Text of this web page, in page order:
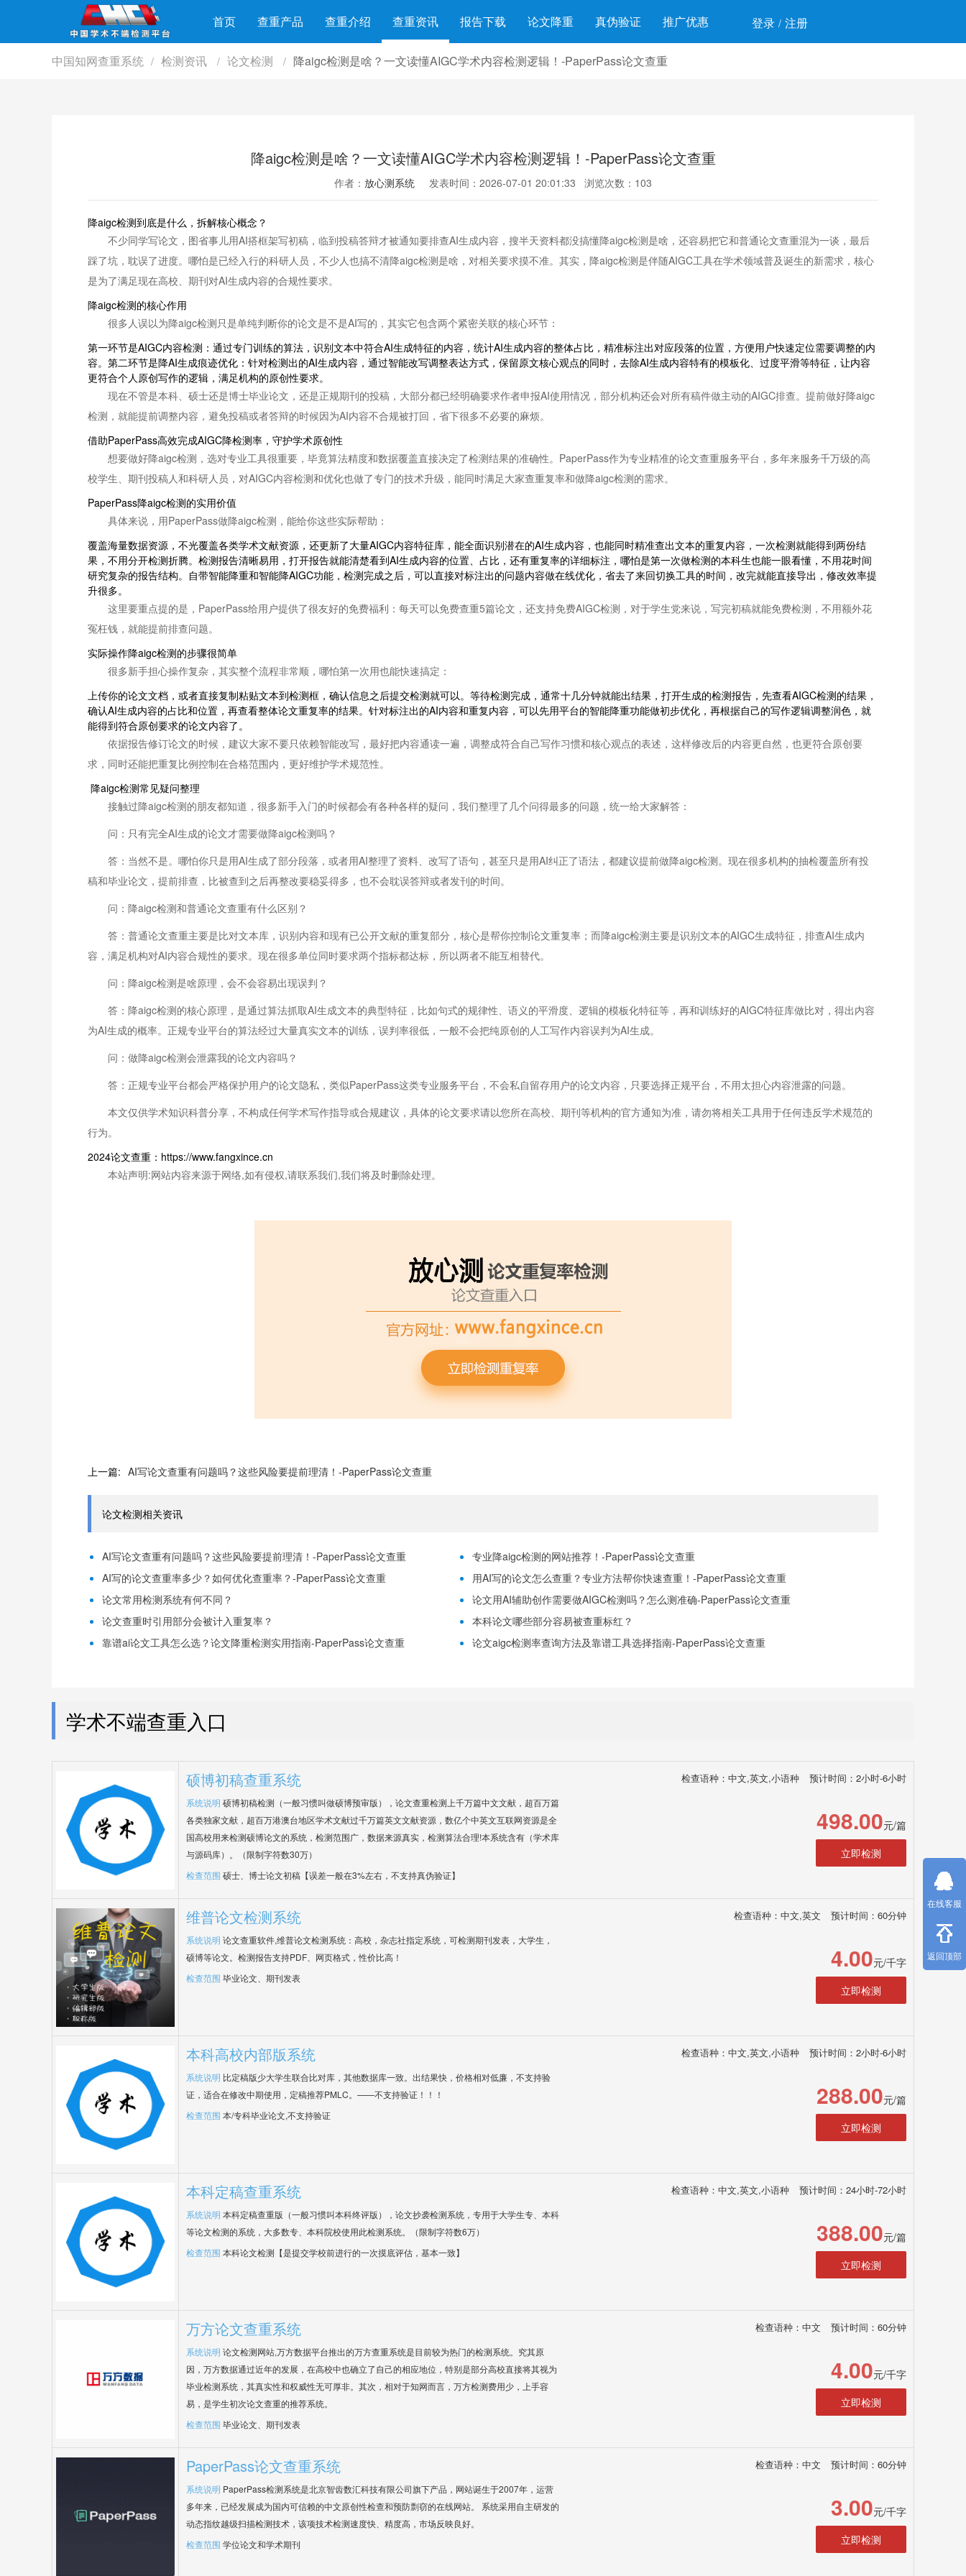
首页 查重产品 查重介绍 查重资讯 报告下载 论文降重 真伪验证 推广优惠 登录 / 注册
中国知网查重系统 / 检测资讯 / 论文检测 / 降aigc检测是啥？一文读懂AIGC学术内容检测逻辑！-PaperPass论文查重
降aigc检测是啥？一文读懂AIGC学术内容检测逻辑！-PaperPass论文查重
作者： 放心测系统 发表时间：2026-07-01 20:01:33 浏览次数：103
降aigc检测到底是什么，拆解核心概念？
不少同学写论文，图省事儿用AI搭框架写初稿，临到投稿答辩才被通知要排查AI生成内容，搜半天资料都没搞懂降aigc检测是啥，还容易把它和普通论文查重混为一谈，最后
踩了坑，耽误了进度。哪怕是已经入行的科研人员，不少人也搞不清降aigc检测是啥，对相关要求摸不准。其实，降aigc检测是伴随AIGC工具在学术领域普及诞生的新需求，核心
是为了满足现在高校、期刊对AI生成内容的合规性要求。
降aigc检测的核心作用
很多人误以为降aigc检测只是单纯判断你的论文是不是AI写的，其实它包含两个紧密关联的核心环节：
第一环节是AIGC内容检测：通过专门训练的算法，识别文本中符合AI生成特征的内容，统计AI生成内容的整体占比，精准标注出对应段落的位置，方便用户快速定位需要调整的内
容。第二环节是降AI生成痕迹优化：针对检测出的AI生成内容，通过智能改写调整表达方式，保留原文核心观点的同时，去除AI生成内容特有的模板化、过度平滑等特征，让内容
更符合个人原创写作的逻辑，满足机构的原创性要求。
现在不管是本科、硕士还是博士毕业论文，还是正规期刊的投稿，大部分都已经明确要求作者申报AI使用情况，部分机构还会对所有稿件做主动的AIGC排查。提前做好降aigc
检测，就能提前调整内容，避免投稿或者答辩的时候因为AI内容不合规被打回，省下很多不必要的麻烦。
借助PaperPass高效完成AIGC降检测率，守护学术原创性
想要做好降aigc检测，选对专业工具很重要，毕竟算法精度和数据覆盖直接决定了检测结果的准确性。PaperPass作为专业精准的论文查重服务平台，多年来服务千万级的高
校学生、期刊投稿人和科研人员，对AIGC内容检测和优化也做了专门的技术升级，能同时满足大家查重复率和做降aigc检测的需求。
PaperPass降aigc检测的实用价值
具体来说，用PaperPass做降aigc检测，能给你这些实际帮助：
覆盖海量数据资源，不光覆盖各类学术文献资源，还更新了大量AIGC内容特征库，能全面识别潜在的AI生成内容，也能同时精准查出文本的重复内容，一次检测就能得到两份结
果，不用分开检测折腾。检测报告清晰易用，打开报告就能清楚看到AI生成内容的位置、占比，还有重复率的详细标注，哪怕是第一次做检测的本科生也能一眼看懂，不用花时间
研究复杂的报告结构。自带智能降重和智能降AIGC功能，检测完成之后，可以直接对标注出的问题内容做在线优化，省去了来回切换工具的时间，改完就能直接导出，修改效率提
升很多。
这里要重点提的是，PaperPass给用户提供了很友好的免费福利：每天可以免费查重5篇论文，还支持免费AIGC检测，对于学生党来说，写完初稿就能免费检测，不用额外花
冤枉钱，就能提前排查问题。
实际操作降aigc检测的步骤很简单
很多新手担心操作复杂，其实整个流程非常顺，哪怕第一次用也能快速搞定：
上传你的论文文档，或者直接复制粘贴文本到检测框，确认信息之后提交检测就可以。等待检测完成，通常十几分钟就能出结果，打开生成的检测报告，先查看AIGC检测的结果，
确认AI生成内容的占比和位置，再查看整体论文重复率的结果。针对标注出的AI内容和重复内容，可以先用平台的智能降重功能做初步优化，再根据自己的写作逻辑调整润色，就
能得到符合原创要求的论文内容了。
依据报告修订论文的时候，建议大家不要只依赖智能改写，最好把内容通读一遍，调整成符合自己写作习惯和核心观点的表述，这样修改后的内容更自然，也更符合原创要
求，同时还能把重复比例控制在合格范围内，更好维护学术规范性。
降aigc检测常见疑问整理
接触过降aigc检测的朋友都知道，很多新手入门的时候都会有各种各样的疑问，我们整理了几个问得最多的问题，统一给大家解答：
问：只有完全AI生成的论文才需要做降aigc检测吗？
答：当然不是。哪怕你只是用AI生成了部分段落，或者用AI整理了资料、改写了语句，甚至只是用AI纠正了语法，都建议提前做降aigc检测。现在很多机构的抽检覆盖所有投
稿和毕业论文，提前排查，比被查到之后再整改要稳妥得多，也不会耽误答辩或者发刊的时间。
问：降aigc检测和普通论文查重有什么区别？
答：普通论文查重主要是比对文本库，识别内容和现有已公开文献的重复部分，核心是帮你控制论文重复率；而降aigc检测主要是识别文本的AIGC生成特征，排查AI生成内
容，满足机构对AI内容合规性的要求。现在很多单位同时要求两个指标都达标，所以两者不能互相替代。
问：降aigc检测是啥原理，会不会容易出现误判？
答：降aigc检测的核心原理，是通过算法抓取AI生成文本的典型特征，比如句式的规律性、语义的平滑度、逻辑的模板化特征等，再和训练好的AIGC特征库做比对，得出内容
为AI生成的概率。正规专业平台的算法经过大量真实文本的训练，误判率很低，一般不会把纯原创的人工写作内容误判为AI生成。
问：做降aigc检测会泄露我的论文内容吗？
答：正规专业平台都会严格保护用户的论文隐私，类似PaperPass这类专业服务平台，不会私自留存用户的论文内容，只要选择正规平台，不用太担心内容泄露的问题。
本文仅供学术知识科普分享，不构成任何学术写作指导或合规建议，具体的论文要求请以您所在高校、期刊等机构的官方通知为准，请勿将相关工具用于任何违反学术规范的
行为。
2024论文查重：https://www.fangxince.cn
本站声明:网站内容来源于网络,如有侵权,请联系我们,我们将及时删除处理。
上一篇: AI写论文查重有问题吗？这些风险要提前理清！-PaperPass论文查重
论文检测相关资讯
AI写论文查重有问题吗？这些风险要提前理清！-PaperPass论文查重
专业降aigc检测的网站推荐！-PaperPass论文查重
AI写的论文查重率多少？如何优化查重率？-PaperPass论文查重
用AI写的论文怎么查重？专业方法帮你快速查重！-PaperPass论文查重
论文常用检测系统有何不同？
论文用AI辅助创作需要做AIGC检测吗？怎么测准确-PaperPass论文查重
论文查重时引用部分会被计入重复率？
本科论文哪些部分容易被查重标红？
靠谱ai论文工具怎么选？论文降重检测实用指南-PaperPass论文查重
论文aigc检测率查询方法及靠谱工具选择指南-PaperPass论文查重
学术不端查重入口
硕博初稿查重系统 检查语种：中文,英文,小语种 预计时间：2小时-6小时
系统说明 硕博初稿检测（一般习惯叫做硕博预审版），论文查重检测上千万篇中文文献，超百万篇
各类独家文献，超百万港澳台地区学术文献过千万篇英文文献资源，数亿个中英文互联网资源是全
国高校用来检测硕博论文的系统，检测范围广，数据来源真实，检测算法合理!本系统含有（学术库
与源码库）。（限制字符数30万）
检查范围 硕士、博士论文初稿【误差一般在3%左右，不支持真伪验证】
498.00元/篇
立即检测
维普论文检测系统 检查语种：中文,英文 预计时间：60分钟
系统说明 论文查重软件,维普论文检测系统：高校，杂志社指定系统，可检测期刊发表，大学生，
硕博等论文。检测报告支持PDF、网页格式，性价比高！
检查范围 毕业论文、期刊发表
4.00元/千字
立即检测
本科高校内部版系统 检查语种：中文,英文,小语种 预计时间：2小时-6小时
系统说明 比定稿版少大学生联合比对库，其他数据库一致。出结果快，价格相对低廉，不支持验
证，适合在修改中期使用，定稿推荐PMLC。——不支持验证！！！
检查范围 本/专科毕业论文,不支持验证
288.00元/篇
立即检测
本科定稿查重系统 检查语种：中文,英文,小语种 预计时间：24小时-72小时
系统说明 本科定稿查重版（一般习惯叫本科终评版），论文抄袭检测系统，专用于大学生专、本科
等论文检测的系统，大多数专、本科院校使用此检测系统。（限制字符数6万）
检查范围 本科论文检测【是提交学校前进行的一次摸底评估，基本一致】
388.00元/篇
立即检测
万方论文查重系统 检查语种：中文 预计时间：60分钟
系统说明 论文检测网站,万方数据平台推出的万方查重系统是目前较为热门的检测系统。究其原
因，万方数据通过近年的发展，在高校中也确立了自己的相应地位，特别是部分高校直接将其视为
毕业检测系统，其真实性和权威性无可厚非。其次，相对于知网而言，万方检测费用少，上手容
易，是学生初次论文查重的推荐系统。
检查范围 毕业论文、期刊发表
4.00元/千字
立即检测
PaperPass论文查重系统 检查语种：中文 预计时间：60分钟
系统说明 PaperPass检测系统是北京智齿数汇科技有限公司旗下产品，网站诞生于2007年，运营
多年来，已经发展成为国内可信赖的中文原创性检查和预防剽窃的在线网站。 系统采用自主研发的
动态指纹越级扫描检测技术，该项技术检测速度快、精度高，市场反映良好。
检查范围 学位论文和学术期刊
3.00元/千字
立即检测
在线客服
返回顶部